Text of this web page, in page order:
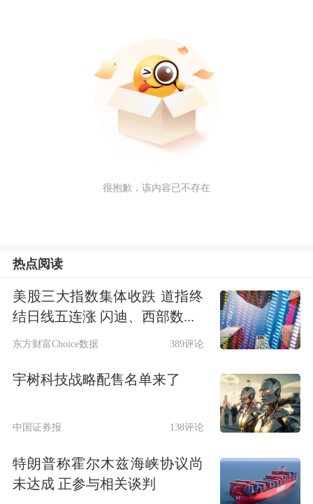
很抱歉，该内容已不存在
热点阅读
美股三大指数集体收跌 道指终
结日线五连涨 闪迪、西部数...
东方财富Choice数据 389评论
宇树科技战略配售名单来了
中国证券报 138评论
特朗普称霍尔木兹海峡协议尚
未达成 正参与相关谈判